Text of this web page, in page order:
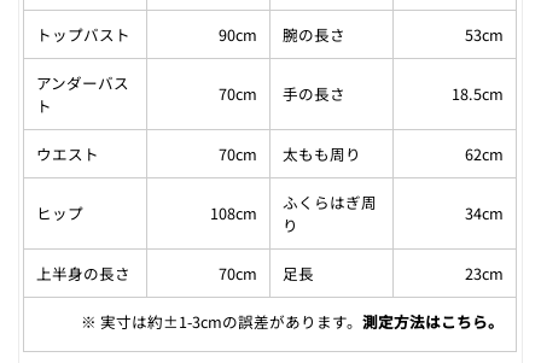
トップバスト 90cm 腕の長さ 53cm
アンダーバス
ト
70cm 手の長さ 18.5cm
ウエスト 70cm 太もも周り 62cm
ヒップ 108cm
ふくらはぎ周
り
34cm
上半身の長さ 70cm 足長 23cm
※ 実寸は約±1-3cmの誤差があります。測定方法はこちら。